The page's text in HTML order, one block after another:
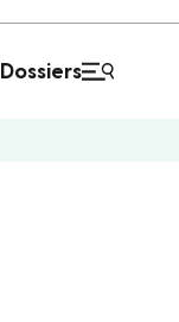
Dossiers